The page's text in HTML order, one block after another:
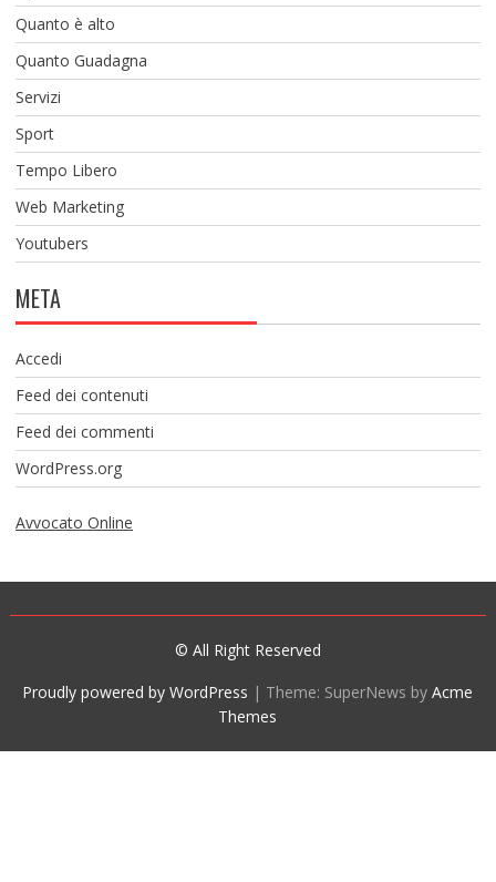
Quanto è alto
Quanto Guadagna
Servizi
Sport
Tempo Libero
Web Marketing
Youtubers
META
Accedi
Feed dei contenuti
Feed dei commenti
WordPress.org
Avvocato Online
© All Right Reserved
Proudly powered by WordPress | Theme: SuperNews byAcme
Themes